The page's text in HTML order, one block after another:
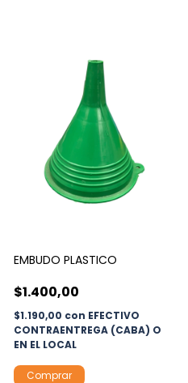
EMBUDO PLASTICO
$1.400,00
$1.190,00 con EFECTIVO
CONTRAENTREGA (CABA) O
EN EL LOCAL
Comprar